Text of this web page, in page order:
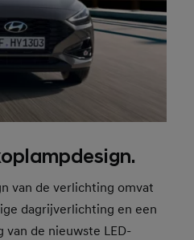
van de verlichting omvat
dagrijverlichting en een
van de nieuwste LED-